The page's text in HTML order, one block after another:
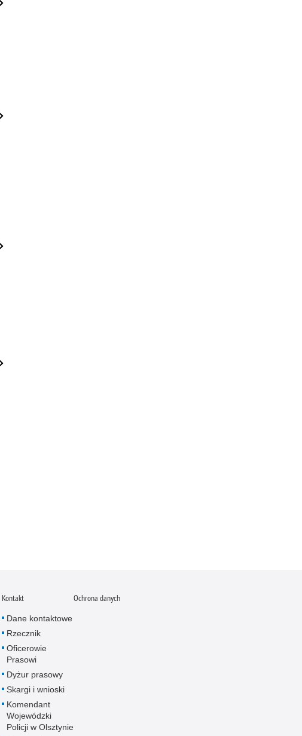
Kontakt
Dane kontaktowe
Rzecznik
Oficerowie
Prasowi
Dyżur prasowy
Skargi i wnioski
Komendant
Wojewódzki
Policji w Olsztynie
Ochrona danych